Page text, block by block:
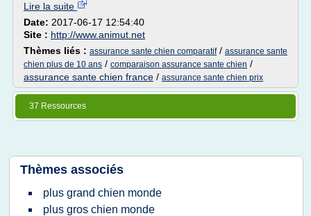
Lire la suite
Date: 2017-06-17 12:54:40
Site : http://www.animut.net
Thèmes liés : assurance sante chien comparatif/ assurance sante
chien plus de 10 ans / comparaison assurance sante chien /
assurance sante chien france / assurance sante chien prix
37 Ressources
Thèmes associés
plus grand chien monde
plus gros chien monde